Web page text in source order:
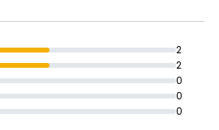
2
2
0
0
0